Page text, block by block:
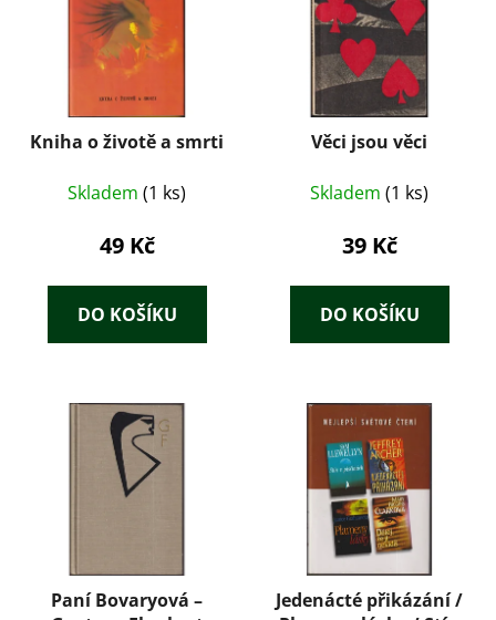
Kniha o životě a smrti
Skladem (1 ks)
49 Kč
DO KOŠÍKU
Věci jsou věci
Skladem (1 ks)
39 Kč
DO KOŠÍKU
Paní Bovaryová –
Jedenácté přikázání /